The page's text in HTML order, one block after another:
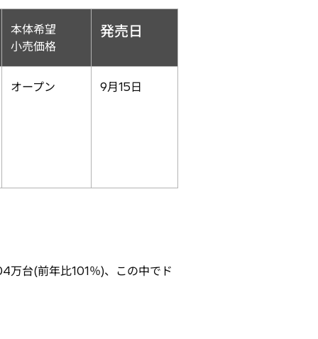
本体希望
小売価格
発売日
オープン 9月15日
台(前年比101％)、この中でド